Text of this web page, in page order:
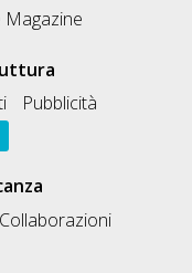
Magazine
Pubblicità
Collaborazioni